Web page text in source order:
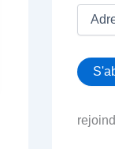
e
s
d